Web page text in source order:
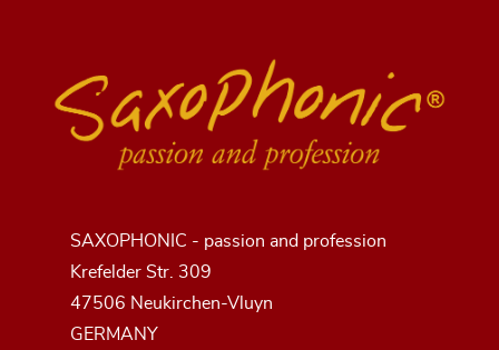
SAXOPHONIC - passion and profession
Krefelder Str. 309
47506 Neukirchen-Vluyn
GERMANY